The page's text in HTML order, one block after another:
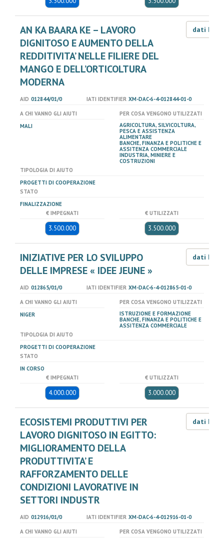
AN KA BAARA KE – LAVORO
DIGNITOSO E AUMENTO DELLA
REDDITIVITA’ NELLE FILIERE DEL
MANGO E DELL’ORTICOLTURA
MODERNA
dati LOD
AID 012844/01/0 IATI IDENTIFIER XM-DAC-6-4-012844-01-0
A CHI VANNO GLI AIUTI
MALI
PER COSA VENGONO UTILIZZATI
AGRICOLTURA, SILVICOLTURA,
PESCA E ASSISTENZA
ALIMENTARE
BANCHE, FINANZA E POLITICHE E
ASSITENZA COMMERCIALE
INDUSTRIA, MINIERE E
COSTRUZIONI
TIPOLOGIA DI AIUTO
PROGETTI DI COOPERAZIONE
STATO
FINALIZZAZIONE
€ IMPEGNATI
3.500.000
€ UTILIZZATI
3.500.000
INIZIATIVE PER LO SVILUPPO
DELLE IMPRESE « IDEE JEUNE »
dati LOD
AID 012865/01/0 IATI IDENTIFIER XM-DAC-6-4-012865-01-0
A CHI VANNO GLI AIUTI
NIGER
PER COSA VENGONO UTILIZZATI
ISTRUZIONE E FORMAZIONE
BANCHE, FINANZA E POLITICHE E
ASSITENZA COMMERCIALE
TIPOLOGIA DI AIUTO
PROGETTI DI COOPERAZIONE
STATO
IN CORSO
€ IMPEGNATI
4.000.000
€ UTILIZZATI
3.000.000
ECOSISTEMI PRODUTTIVI PER
LAVORO DIGNITOSO IN EGITTO:
MIGLIORAMENTO DELLA
PRODUTTIVITA’ E
RAFFORZAMENTO DELLE
CONDIZIONI LAVORATIVE IN
SETTORI INDUSTR
dati LOD
AID 012916/01/0 IATI IDENTIFIER XM-DAC-6-4-012916-01-0
A CHI VANNO GLI AIUTI
PER COSA VENGONO UTILIZZATI